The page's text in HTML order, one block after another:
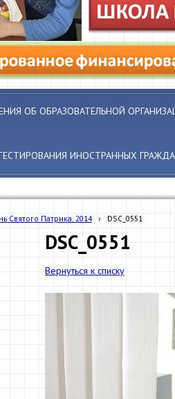
ОБ ОБРАЗОВАТЕЛЬНОЙ
ИНОСТРАННЫХ
Святого Патрика. 2014 › DSC_0551
DSC_0551
Вернуться к списку